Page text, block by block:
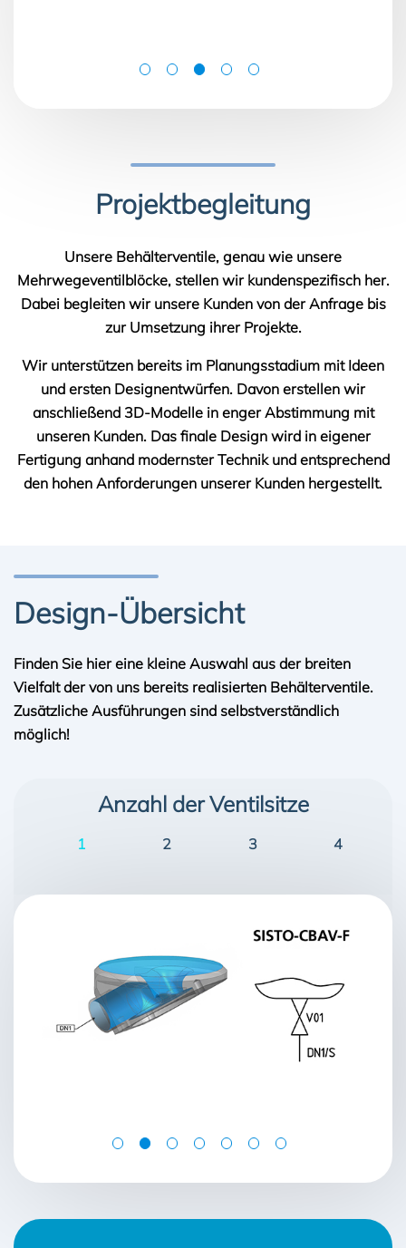
Projektbegleitung
Unsere Behälterventile, genau wie unsere
Mehrwegeventilblöcke, stellen wir kundenspezifisch her.
Dabei begleiten wir unsere Kunden von der Anfrage bis
zur Umsetzung ihrer Projekte.
Wir unterstützen bereits im Planungsstadium mit Ideen
und ersten Designentwürfen. Davon erstellen wir
anschließend 3D-Modelle in enger Abstimmung mit
unseren Kunden. Das finale Design wird in eigener
Fertigung anhand modernster Technik und entsprechend
den hohen Anforderungen unserer Kunden hergestellt.
Design-Übersicht
Finden Sie hier eine kleine Auswahl aus der breiten
Vielfalt der von uns bereits realisierten Behälterventile.
Zusätzliche Ausführungen sind selbstverständlich
möglich!
Anzahl der Ventilsitze
1 2 3 4